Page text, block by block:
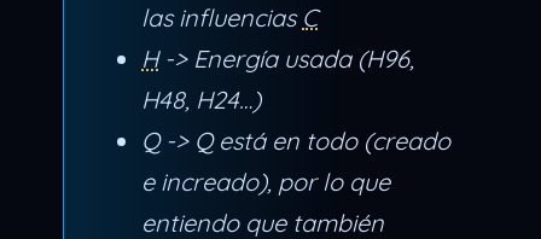
las influencias C
H-> Energía usada (H96,
H48, H24…)
Q -> Q está en todo (creado
e increado), por lo que
entiendo que también